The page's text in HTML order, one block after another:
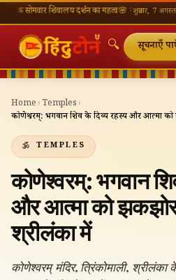
शिवालय दर्शन का महत्व🌸 गणेश चतुर्थी — भाद्रपद
शुक्रवार, 7
🔍 सूचनाएँ
Home ›Temples ›
कोणेश्वरम्: भगवान शिव के दिव्य रहस्य और आत्मा को
TEMPLES
कोणेश्वरम्: भगवान
और आत्मा को
श्रीलंका में
कोणेश्वरम् मंदिर, त्रिंकोमाली, श्रीलंका